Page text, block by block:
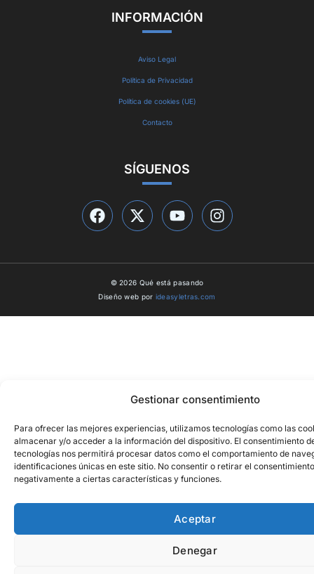
Gestionar consentimiento
Para ofrecer las mejores experiencias, utilizamos tecnologías como las
almacenar y/o acceder a la información del dispositivo. El consentimiento
tecnologías nos permitirá procesar datos como el comportamiento de
identificaciones únicas en este sitio. No consentir o retirar el
negativamente a ciertas características y funciones.
Aceptar
Denegar
INFORMACIÓN
Aviso Legal
Política de Privacidad
Política de cookies (UE)
Contacto
SÍGUENOS
© 2026 Qué está pasando
Diseño web por ideasyletras.com